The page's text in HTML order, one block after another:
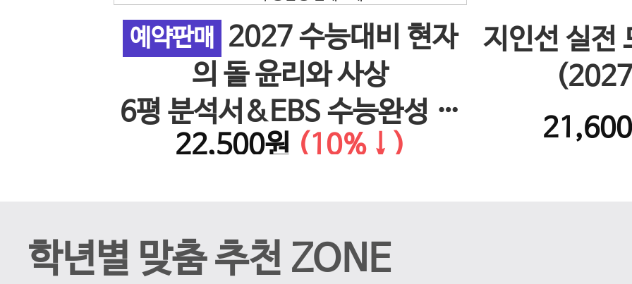
예약판매
2027 수능대비 현자
의 돌 윤리와 사상
6평 분석서&EBS 수능완성 연
계 N제
22,500원 (10%↓)
지인선 실전
학년별 맞춤 추천 ZONE